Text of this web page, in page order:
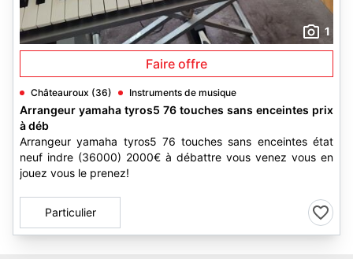
1
Faire offre
Châteauroux (36) Instruments de musique
Arrangeur yamaha tyros5 76 touches sans enceintes prix
à déb
Arrangeur yamaha tyros5 76 touches sans enceintes état
neuf indre (36000) 2000€ à débattre vous venez vous en
jouez vous le prenez!
Particulier